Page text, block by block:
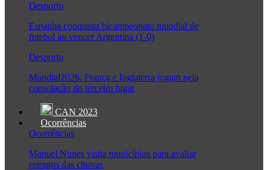
Desporto
Espanha conquista bicampeonato mundial de
futebol ao vencer Argentina (1-0)
Desporto
Mundial2026: França e Inglaterra jogam pela
consolação do terceiro lugar
CAN 2023
Ocorrências
Ocorrências
Manuel Nunes visita municípios para avaliar
estragos das chuvas